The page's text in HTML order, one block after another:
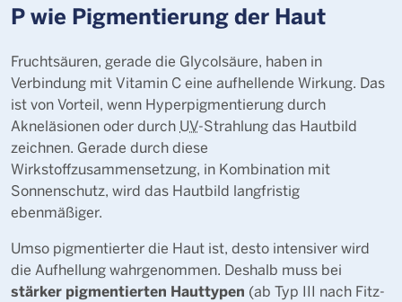
P wie Pigmentierung der Haut
Fruchtsäuren, gerade die Glycolsäure, haben in
Verbindung mit Vitamin C eine aufhellende Wirkung. Das
ist von Vorteil, wenn Hyperpigmentierung durch
Akneläsionen oder durch UV-Strahlung das Hautbild
zeichnen. Gerade durch diese
Wirkstoffzusammensetzung, in Kombination mit
Sonnenschutz, wird das Hautbild langfristig
ebenmäßiger.
Umso pigmentierter die Haut ist, desto intensiver wird
die Aufhellung wahrgenommen. Deshalb muss bei
stärker pigmentierten Hauttypen (ab Typ III nach Fitz-